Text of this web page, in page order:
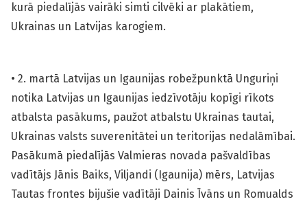
kurā piedalījās vairāki simti cilvēki ar plakātiem,
Ukrainas un Latvijas karogiem.
• 2. martā Latvijas un Igaunijas robežpunktā Unguriņi
notika Latvijas un Igaunijas iedzīvotāju kopīgi rīkots
atbalsta pasākums, paužot atbalstu Ukrainas tautai,
Ukrainas valsts suverenitātei un teritorijas nedalāmībai.
Pasākumā piedalījās Valmieras novada pašvaldības
vadītājs Jānis Baiks, Viljandi (Igaunija) mērs, Latvijas
Tautas frontes bijušie vadītāji Dainis Īvāns un Romualds